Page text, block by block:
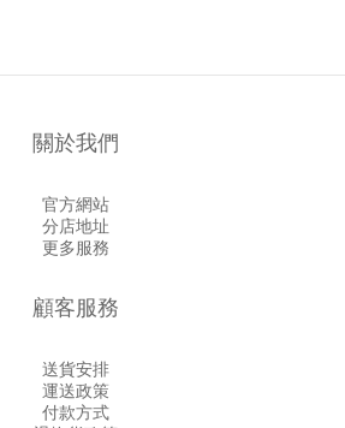
關於我們
官方網站
分店地址
更多服務
顧客服務
送貨安排
運送政策
付款方式